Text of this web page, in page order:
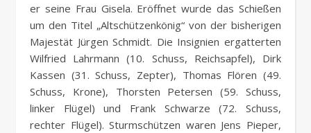
er seine Frau Gisela. Eröffnet wurde das Schießen
um den Titel „Altschützenkönig“ von der bisherigen
Majestät Jürgen Schmidt. Die Insignien ergatterten
Wilfried Lahrmann (10. Schuss, Reichsapfel), Dirk
Kassen (31. Schuss, Zepter), Thomas Flören (49.
Schuss, Krone), Thorsten Petersen (59. Schuss,
linker Flügel) und Frank Schwarze (72. Schuss,
rechter Flügel). Sturmschützen waren Jens Pieper,